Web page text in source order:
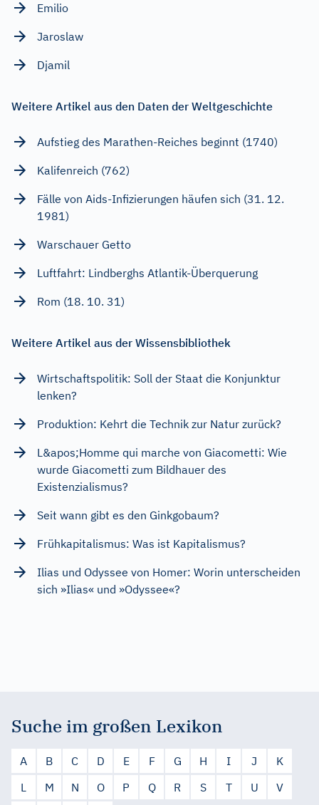
Emilio
Jaroslaw
Djamil
Weitere Artikel aus den Daten der Weltgeschichte
Aufstieg des Marathen-Reiches beginnt (1740)
Kalifenreich (762)
Fälle von Aids-Infizierungen häufen sich (31. 12.
1981)
Warschauer Getto
Luftfahrt: Lindberghs Atlantik-Überquerung
Rom (18. 10. 31)
Weitere Artikel aus der Wissensbibliothek
Wirtschaftspolitik: Soll der Staat die Konjunktur
lenken?
Produktion: Kehrt die Technik zur Natur zurück?
L&apos;Homme qui marche von Giacometti: Wie
wurde Giacometti zum Bildhauer des
Existenzialismus?
Seit wann gibt es den Ginkgobaum?
Frühkapitalismus: Was ist Kapitalismus?
Ilias und Odyssee von Homer: Worin unterscheiden
sich »Ilias« und »Odyssee«?
Suche im großen Lexikon
A B C D E F G H I J
K
L
M N O P Q R S T U
V